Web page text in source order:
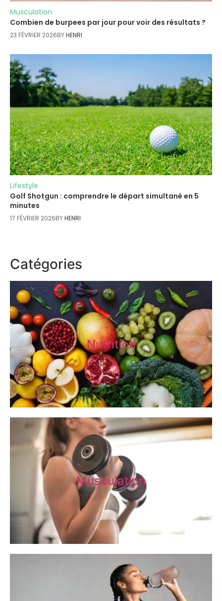
Musculation
Combien de burpees par jour pour voir des résultats ?
23 FÉVRIER 2026BYHENRI
Lifestyle
Golf Shotgun : comprendre le départ simultané en 5
minutes
17 FÉVRIER 2026BYHENRI
Catégories
Nutrition
Musculation